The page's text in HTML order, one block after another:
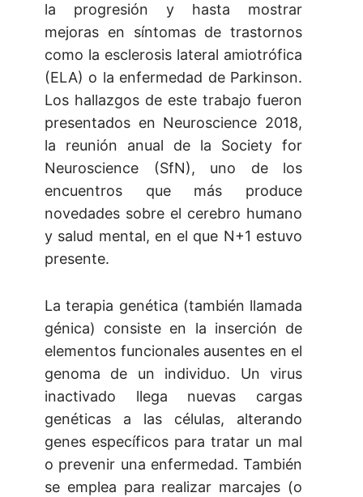
la progresión y hasta mostrar
mejoras en síntomas de trastornos
como la esclerosis lateral amiotrófica
(ELA) o la enfermedad de Parkinson.
Los hallazgos de este trabajo fueron
presentados en Neuroscience 2018,
la reunión anual de la Society for
Neuroscience (SfN), uno de los
encuentros que más produce
novedades sobre el cerebro humano
y salud mental, en el que N+1 estuvo
presente.
La terapia genética (también llamada
génica) consiste en la inserción de
elementos funcionales ausentes en el
genoma de un individuo. Un virus
inactivado llega nuevas cargas
genéticas a las células, alterando
genes específicos para tratar un mal
o prevenir una enfermedad. También
se emplea para realizar marcajes (o